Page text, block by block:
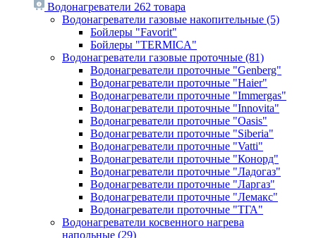
Водонагреватели 262 товара
Водонагреватели газовые накопительные (5)
Бойлеры "Favorit"
Бойлеры "TERMICA"
Водонагреватели газовые проточные (81)
Водонагреватели проточные "Genberg"
Водонагреватели проточные "Haier"
Водонагреватели проточные "Immergas"
Водонагреватели проточные "Innovita"
Водонагреватели проточные "Oasis"
Водонагреватели проточные "Siberia"
Водонагреватели проточные "Vatti"
Водонагреватели проточные "Конорд"
Водонагреватели проточные "Ладогаз"
Водонагреватели проточные "Ларгаз"
Водонагреватели проточные "Лемакс"
Водонагреватели проточные "ТГА"
Водонагреватели косвенного нагрева
напольные (29)